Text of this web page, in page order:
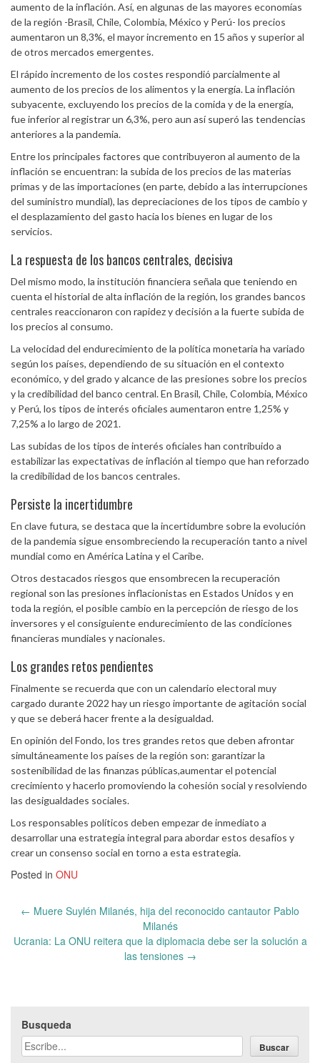
aumento de la inflación. Así, en algunas de las mayores economías
de la región -Brasil, Chile, Colombia, México y Perú- los precios
aumentaron un 8,3%, el mayor incremento en 15 años y superior al
de otros mercados emergentes.
El rápido incremento de los costes respondió parcialmente al
aumento de los precios de los alimentos y la energía. La inflación
subyacente, excluyendo los precios de la comida y de la energía,
fue inferior al registrar un 6,3%, pero aun así superó las tendencias
anteriores a la pandemia.
Entre los principales factores que contribuyeron al aumento de la
inflación se encuentran: la subida de los precios de las materias
primas y de las importaciones (en parte, debido a las interrupciones
del suministro mundial), las depreciaciones de los tipos de cambio y
el desplazamiento del gasto hacia los bienes en lugar de los
servicios.
La respuesta de los bancos centrales, decisiva
Del mismo modo, la institución financiera señala que teniendo en
cuenta el historial de alta inflación de la región, los grandes bancos
centrales reaccionaron con rapidez y decisión a la fuerte subida de
los precios al consumo.
La velocidad del endurecimiento de la política monetaria ha variado
según los países, dependiendo de su situación en el contexto
económico, y del grado y alcance de las presiones sobre los precios
y la credibilidad del banco central. En Brasil, Chile, Colombia, México
y Perú, los tipos de interés oficiales aumentaron entre 1,25% y
7,25% a lo largo de 2021.
Las subidas de los tipos de interés oficiales han contribuido a
estabilizar las expectativas de inflación al tiempo que han reforzado
la credibilidad de los bancos centrales.
Persiste la incertidumbre
En clave futura, se destaca que la incertidumbre sobre la evolución
de la pandemia sigue ensombreciendo la recuperación tanto a nivel
mundial como en América Latina y el Caribe.
Otros destacados riesgos que ensombrecen la recuperación
regional son las presiones inflacionistas en Estados Unidos y en
toda la región, el posible cambio en la percepción de riesgo de los
inversores y el consiguiente endurecimiento de las condiciones
financieras mundiales y nacionales.
Los grandes retos pendientes
Finalmente se recuerda que con un calendario electoral muy
cargado durante 2022 hay un riesgo importante de agitación social
y que se deberá hacer frente a la desigualdad.
En opinión del Fondo, los tres grandes retos que deben afrontar
simultáneamente los países de la región son: garantizar la
sostenibilidad de las finanzas públicas,aumentar el potencial
crecimiento y hacerlo promoviendo la cohesión social y resolviendo
las desigualdades sociales.
Los responsables políticos deben empezar de inmediato a
desarrollar una estrategia integral para abordar estos desafíos y
crear un consenso social en torno a esta estrategia.
Posted in ONU
Post
← Muere Suylén Milanés, hija del reconocido cantautor Pablo
Milanés
Ucrania: La ONU reitera que la diplomacia debe ser la solución a
las tensiones →
Busqueda
Buscar